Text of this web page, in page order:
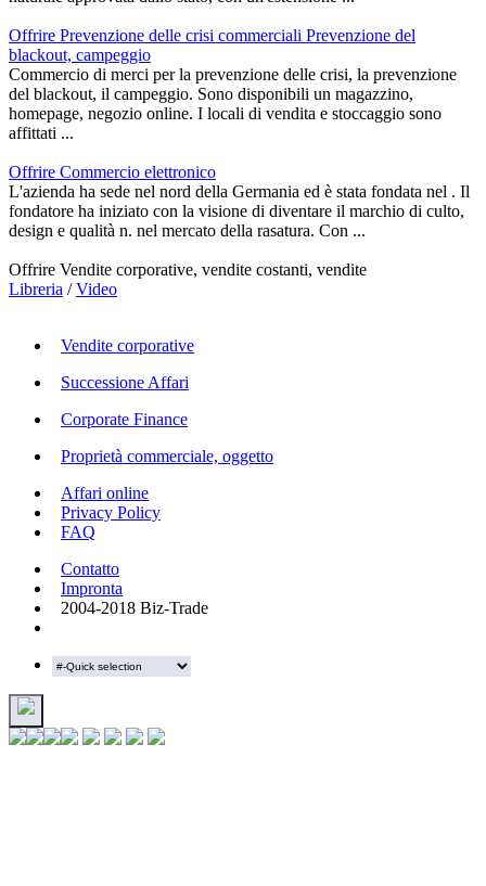
Offrire Prevenzione delle crisi commerciali Prevenzione del
blackout, campeggio
Commercio di merci per la prevenzione delle crisi, la prevenzione
del blackout, il campeggio. Sono disponibili un magazzino,
homepage, negozio online. I locali di vendita e stoccaggio sono
affittati ...
Offrire Commercio elettronico
L'azienda ha sede nel nord della Germania ed è stata fondata nel . Il
fondatore ha iniziato con la visione di diventare il marchio di culto,
design e qualità n. nel mercato della rasatura. Con ...
Offrire Vendite corporative, vendite costanti, vendite
Libreria /Video
Vendite corporative
Successione Affari
Corporate Finance
Proprietà commerciale, oggetto
Affari online
Privacy Policy
FAQ
Contatto
Impronta
2004-2018 Biz-Trade